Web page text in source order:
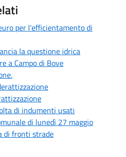
per l'efficientamento di
la questione idrica
a Campo di Bove
di indumenti usati
di lunedì 27 maggio
di fronti strade